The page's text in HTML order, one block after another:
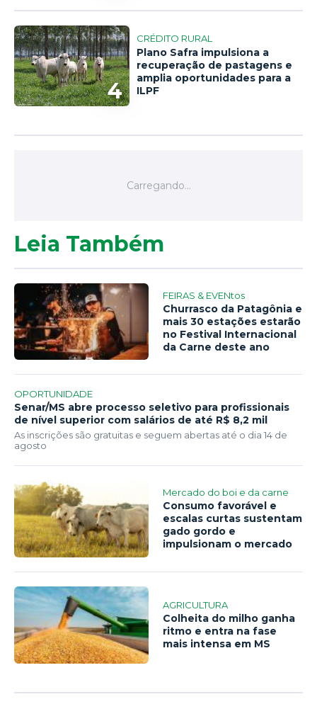
4
CRÉDITO RURAL
Plano Safra impulsiona a
recuperação de pastagens e
amplia oportunidades para a
ILPF
Leia Também
FEIRAS & EVENtos
Churrasco da Patagônia e
mais 30 estações estarão
no Festival Internacional
da Carne deste ano
OPORTUNIDADE
Senar/MS abre processo seletivo para profissionais
de nível superior com salários de até R$ 8,2 mil
As inscrições são gratuitas e seguem abertas até o dia 14 de
agosto
Mercado do boi e da carne
Consumo favorável e
escalas curtas sustentam
gado gordo e
impulsionam o mercado
AGRICULTURA
Colheita do milho ganha
ritmo e entra na fase
mais intensa em MS